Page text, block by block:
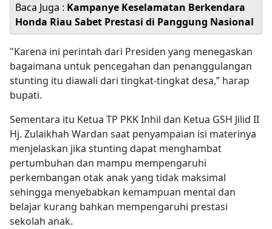
Baca Juga : Kampanye Keselamatan Berkendara
Honda Riau Sabet Prestasi di Panggung Nasional
"Karena ini perintah dari Presiden yang menegaskan
bagaimana untuk pencegahan dan penanggulangan
stunting itu diawali dari tingkat-tingkat desa,” harap
bupati.
Sementara itu Ketua TP PKK Inhil dan Ketua GSH Jilid II
Hj. Zulaikhah Wardan saat penyampaian isi materinya
menjelaskan jika stunting dapat menghambat
pertumbuhan dan mampu mempengaruhi
perkembangan otak anak yang tidak maksimal
sehingga menyebabkan kemampuan mental dan
belajar kurang bahkan mempengaruhi prestasi
sekolah anak.